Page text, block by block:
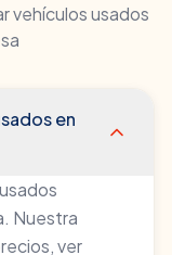
vehículos usados
en
Nuestra
ver